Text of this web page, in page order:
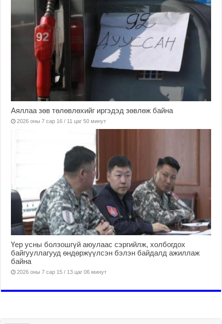
Аяллаа зөв төлөвлөхийг иргэдэд зөвлөж байна
2026 оны 7 сар 16 / 11 цаг 50 минут
Үер усны болзошгүй аюулаас сэргийлж, холбогдох
байгууллагууд өндөржүүлсэн бэлэн байдалд ажиллаж
байна
2026 оны 7 сар 15 / 13 цаг 06 минут